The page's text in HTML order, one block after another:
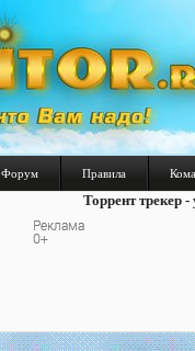
Форум Правила
Торрент трекер